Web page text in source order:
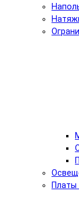
Платы